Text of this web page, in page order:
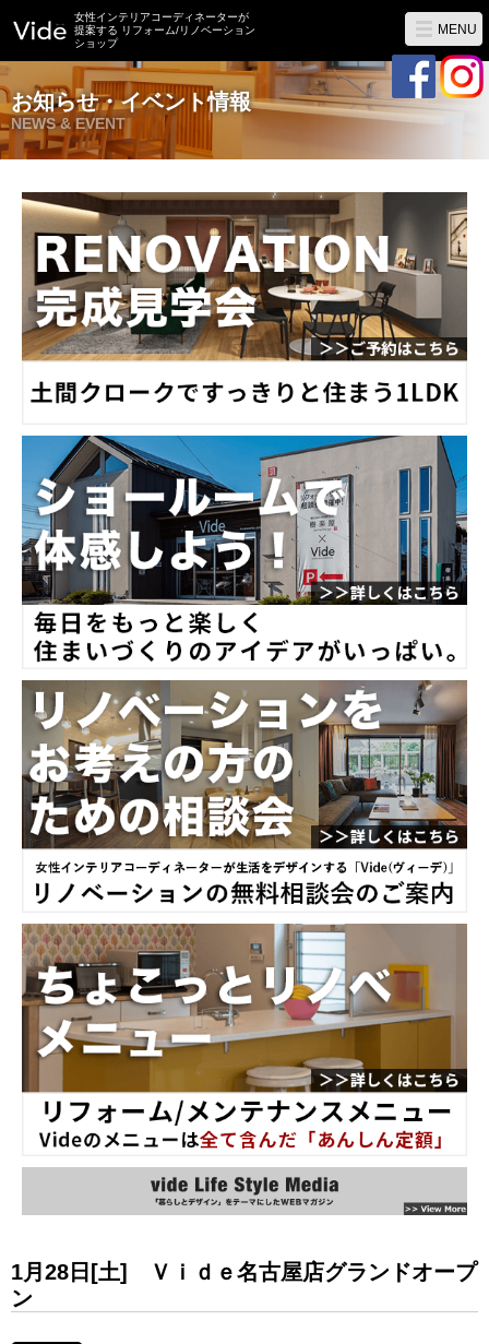
女性インテリアコーディネーターが
提案する リフォーム/リノベーション
ショップ
お知らせ・イベント情報
NEWS & EVENT
MENU
1月28日[土] Ｖｉｄｅ名古屋店グランドオープ
ン